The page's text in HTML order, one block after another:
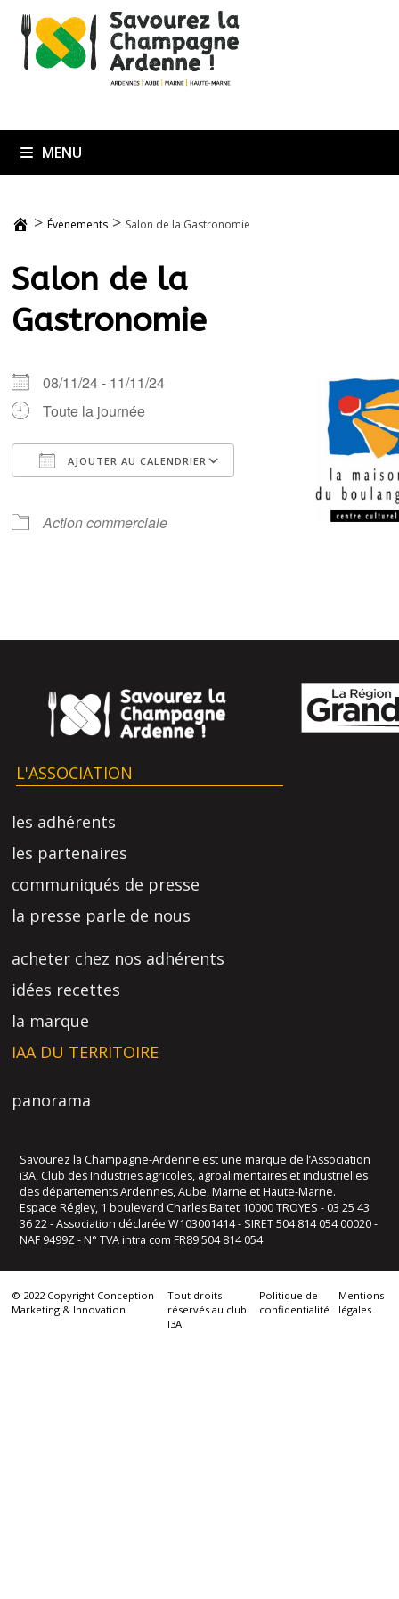
Passer
contenu
MENU
>Évènements > Salon de la Gastronomie
Salon de la
Gastronomie
08/11/24 - 11/11/24
Toute la journée
AJOUTER AU CALENDRIER
Action commerciale
L'ASSOCIATION
les adhérents
les partenaires
communiqués de presse
la presse parle de nous
acheter chez nos adhérents
idées recettes
la marque
IAA DU TERRITOIRE
panorama
Savourez la Champagne-Ardenne est une marque de l’Association
i3A, Club des Industries agricoles, agroalimentaires et industrielles
des départements Ardennes, Aube, Marne et Haute-Marne.
Espace Régley, 1 boulevard Charles Baltet 10000 TROYES - 03 25 43
36 22 - Association déclarée W103001414 - SIRET 504 814 054 00020 -
NAF 9499Z - N° TVA intra com FR89 504 814 054
© 2022 Copyright Conception
Marketing & Innovation
Tout droits
réservés au club
I3A
Politique de
confidentialité
Mentions
légales